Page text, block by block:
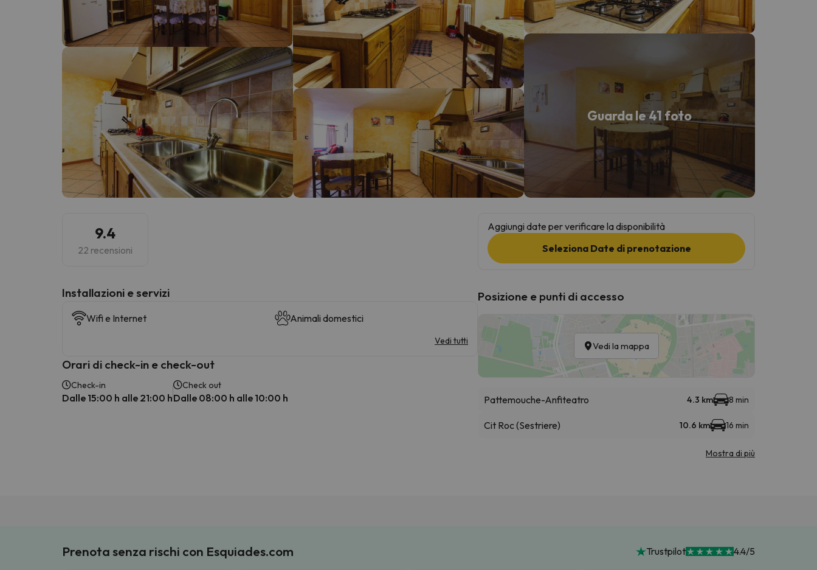
Ops, non abbiamo trovato alcun risultato corrispondente alla sua ricerca. Provare a modificare la destinazione.
Sembra che il nostro ricercatore abbia perso la strada. Non appena troverà la bussola, tornerà.
Guarda le 41 foto
9.4
22 recensioni
Installazioni e servizi
Wifi e Internet Animali domestici
Vedi tutti
Orari di check-in e check-out
Check-in
Dalle 15:00 h alle 21:00 h
Check out
Dalle 08:00 h alle 10:00 h
Aggiungi date per verificare la disponibilità
Seleziona Date di prenotazione
Posizione e punti di accesso
Vedi la mappa
Pattemouche-Anfiteatro 4.3 km 8 min
Cit Roc (Sestriere) 10.6 km 16 min
Mostra di più
Prenota senza rischi con Esquiades.com Trustpilot 4.4/5